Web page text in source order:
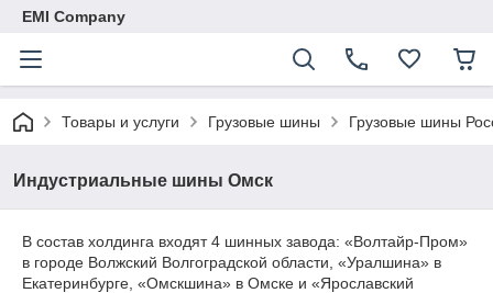
EMI Company
Товары и услуги Грузовые шины Грузовые шины
Индустриальные шины Омск
В состав холдинга входят 4 шинных завода: «Волтайр-Пром»
в городе Волжский Волгоградской области, «Уралшина» в
Екатеринбурге, «Омскшина» в Омске и «Ярославский